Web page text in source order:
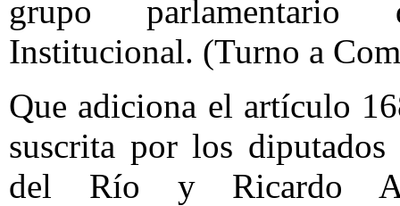
grupo parlamentario
Institucional. (Turno a
Que adiciona el artículo
suscrita por los
del Río y Ricardo